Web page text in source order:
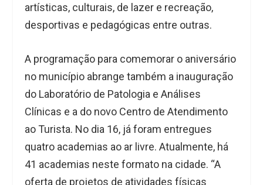
artísticas, culturais, de lazer e recreação,
desportivas e pedagógicas entre outras.
A programação para comemorar o aniversário
no município abrange também a inauguração
do Laboratório de Patologia e Análises
Clínicas e a do novo Centro de Atendimento
ao Turista. No dia 16, já foram entregues
quatro academias ao ar livre. Atualmente, há
41 academias neste formato na cidade. “A
oferta de projetos de atividades físicas